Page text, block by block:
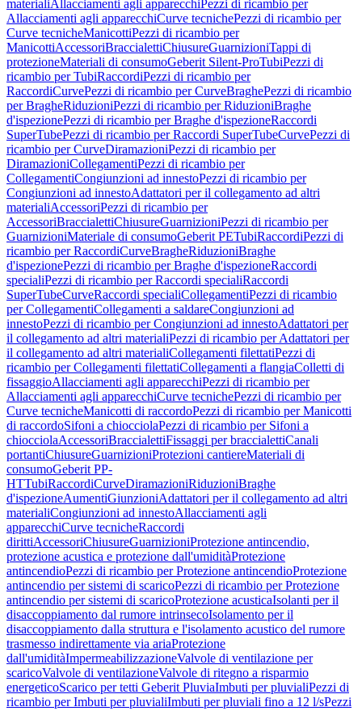
materialiAllacciamenti agli apparecchiPezzi di ricambio per
Allacciamenti agli apparecchiCurve tecnichePezzi di ricambio per
Curve tecnicheManicottiPezzi di ricambio per
ManicottiAccessoriBraccialettiChiusureGuarnizioniTappi di
protezioneMateriali di consumoGeberit Silent-ProTubiPezzi di
ricambio per TubiRaccordiPezzi di ricambio per
RaccordiCurvePezzi di ricambio per CurveBraghePezzi di ricambio
per BragheRiduzioniPezzi di ricambio per RiduzioniBraghe
d'ispezionePezzi di ricambio per Braghe d'ispezioneRaccordi
SuperTubePezzi di ricambio per Raccordi SuperTubeCurvePezzi di
ricambio per CurveDiramazioniPezzi di ricambio per
DiramazioniCollegamentiPezzi di ricambio per
CollegamentiCongiunzioni ad innestoPezzi di ricambio per
Congiunzioni ad innestoAdattatori per il collegamento ad altri
materialiAccessoriPezzi di ricambio per
AccessoriBraccialettiChiusureGuarnizioniPezzi di ricambio per
GuarnizioniMateriale di consumoGeberit PETubiRaccordiPezzi di
ricambio per RaccordiCurveBragheRiduzioniBraghe
d'ispezionePezzi di ricambio per Braghe d'ispezioneRaccordi
specialiPezzi di ricambio per Raccordi specialiRaccordi
SuperTubeCurveRaccordi specialiCollegamentiPezzi di ricambio
per CollegamentiCollegamenti a saldareCongiunzioni ad
innestoPezzi di ricambio per Congiunzioni ad innestoAdattatori per
il collegamento ad altri materialiPezzi di ricambio per Adattatori per
il collegamento ad altri materialiCollegamenti filettatiPezzi di
ricambio per Collegamenti filettatiCollegamenti a flangiaColletti di
fissaggioAllacciamenti agli apparecchiPezzi di ricambio per
Allacciamenti agli apparecchiCurve tecnichePezzi di ricambio per
Curve tecnicheManicotti di raccordoPezzi di ricambio per Manicotti
di raccordoSifoni a chiocciolaPezzi di ricambio per Sifoni a
chiocciolaAccessoriBraccialettiFissaggi per braccialettiCanali
portantiChiusureGuarnizioniProtezioni cantiereMateriali di
consumoGeberit PP-
HTTubiRaccordiCurveDiramazioniRiduzioniBraghe
d'ispezioneAumentiGiunzioniAdattatori per il collegamento ad altri
materialiCongiunzioni ad innestoAllacciamenti agli
apparecchiCurve tecnicheRaccordi
dirittiAccessoriChiusureGuarnizioniProtezione antincendio,
protezione acustica e protezione dall'umiditàProtezione
antincendioPezzi di ricambio per Protezione antincendioProtezione
antincendio per sistemi di scaricoPezzi di ricambio per Protezione
antincendio per sistemi di scaricoProtezione acusticaIsolanti per il
disaccoppiamento dal rumore intrinsecoIsolamento per il
disaccoppiamento dalla struttura e l'isolamento acustico del rumore
trasmesso indirettamente via ariaProtezione
dall'umiditàImpermeabilizzazioneValvole di ventilazione per
scaricoValvole di ventilazioneValvole di ritegno a risparmio
energeticoScarico per tetti Geberit PluviaImbuti per pluvialiPezzi di
ricambio per Imbuti per pluvialiImbuti per pluviali fino a 12 l/sPezzi